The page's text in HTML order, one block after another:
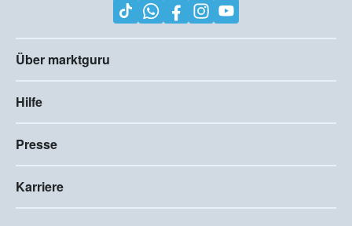
Über marktguru
Hilfe
Presse
Karriere